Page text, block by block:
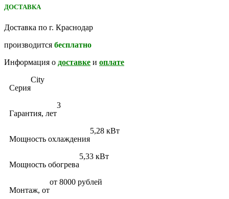
ДОСТАВКА
Доставка по г. Краснодар
производится бесплатно
Информация о доставке и оплате
Серия
City
Гарантия, лет
3
Мощность охлаждения
5,28 кВт
Мощность обогрева
5,33 кВт
Монтаж, от
от 8000 рублей